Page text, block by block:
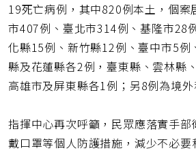
19死亡病例，其中820例本土，個案
市407例、臺北市314例、基隆市28
化縣15例、新竹縣12例、臺中市5例
縣及花蓮縣各2例，臺東縣、雲林縣
高雄市及屏東縣各1例；另8例為境外
指揮中心再次呼籲，民眾應落實手
戴口罩等個人防護措施，減少不必要